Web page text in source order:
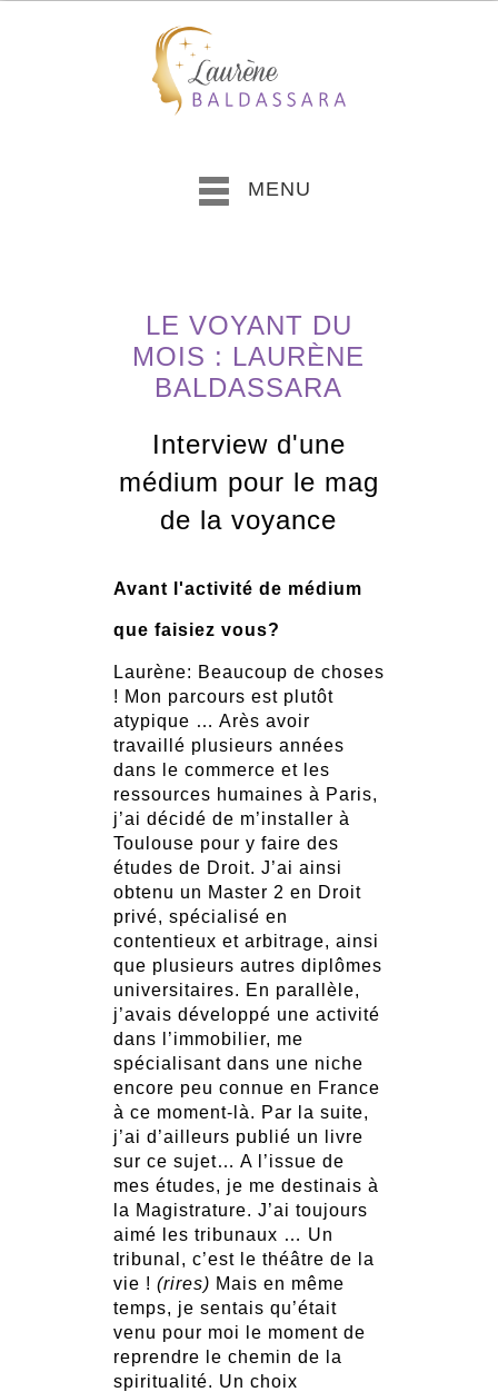
MENU
LE VOYANT DU
MOIS : LAURÈNE
BALDASSARA
Interview d'une
médium pour le mag
de la voyance
Avant l'activité de médium
que faisiez vous?
Laurène: Beaucoup de choses
! Mon parcours est plutôt
atypique … Arès avoir
travaillé plusieurs années
dans le commerce et les
ressources humaines à Paris,
j’ai décidé de m’installer à
Toulouse pour y faire des
études de Droit. J’ai ainsi
obtenu un Master 2 en Droit
privé, spécialisé en
contentieux et arbitrage, ainsi
que plusieurs autres diplômes
universitaires. En parallèle,
j’avais développé une activité
dans l’immobilier, me
spécialisant dans une niche
encore peu connue en France
à ce moment-là. Par la suite,
j’ai d’ailleurs publié un livre
sur ce sujet… A l’issue de
mes études, je me destinais à
la Magistrature. J’ai toujours
aimé les tribunaux … Un
tribunal, c’est le théâtre de la
vie ! (rires) Mais en même
temps, je sentais qu’était
venu pour moi le moment de
reprendre le chemin de la
spiritualité. Un choix